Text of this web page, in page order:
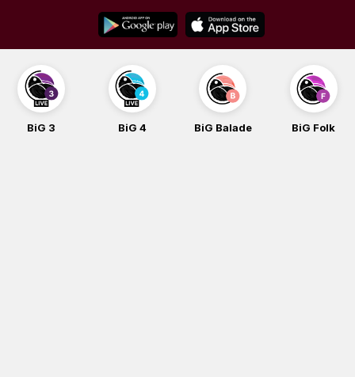
content
BiG 3 BiG 4 BiG Balade BiG Folk